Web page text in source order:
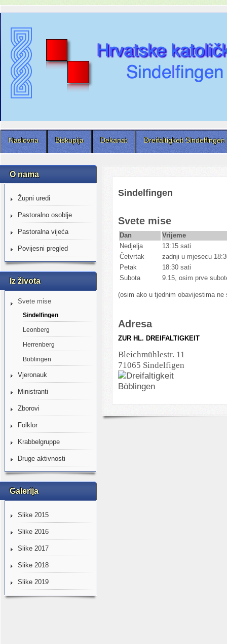
Naslovna Biskupija Dekanat Dreifaltigkeit Sindelfingen
O nama
Župni uredi
Pastoralno osoblje
Pastoralna vijeća
Povijesni pregled
Iz života
Svete mise
Sindelfingen
Leonberg
Herrenberg
Böblingen
Vjeronauk
Ministranti
Zborovi
Folklor
Krabbelgruppe
Druge aktivnosti
Galerija
Slike 2015
Slike 2016
Slike 2017
Slike 2018
Slike 2019
Sindelfingen
Svete mise
Dan
Vrijeme
Nedjelja
13:15 sati
Četvrtak
zadnji u mjesecu
Petak
18:30 sati
Subota
9.15, osim prve
(osim ako u tjednim obavijestima ne
Adresa
ZUR HL. DREIFALTIGKEIT
Bleichmühlestr. 11
71065 Sindelfigen